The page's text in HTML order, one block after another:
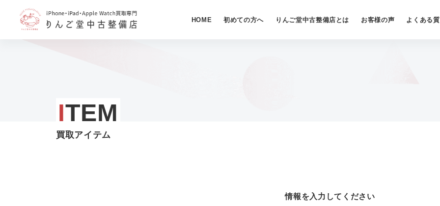
HOME 初めての方へ りんご堂中古整備店とは お客様の声 よくある
ITEM
買取アイテム
情報を入力してください